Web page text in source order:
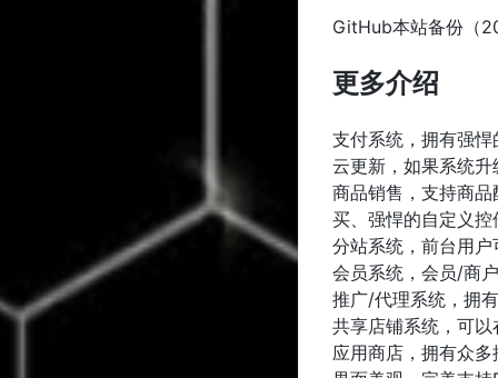
GitHub本站备份（
更多介绍
支付系统，拥有强
云更新，如果系统
商品销售，支持商
买、强悍的自定义
分站系统，前台用
会员系统，会员/商
推广/代理系统，拥
共享店铺系统，可
应用商店，拥有众